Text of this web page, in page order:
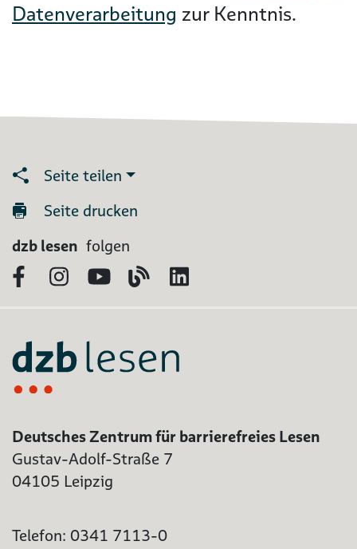
Datenverarbeitung zur Kenntnis.
Seite teilen
Seite drucken
dzb lesen folgen
FacebookInstagram
YouTubeBlog
Deutsches Zentrum für barrierefreies Lesen
Gustav-Adolf-Straße 7
04105 Leipzig
Telefon: 0341 7113-0